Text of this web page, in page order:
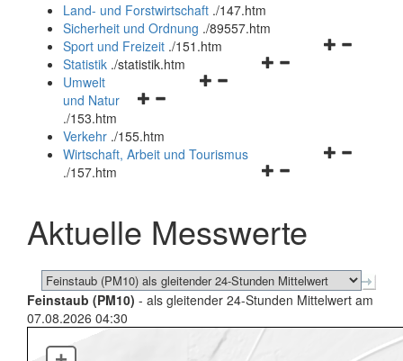
und
schließen
Land- und Forstwirtschaft ./147.htm
Sicherheit und Ordnung ./89557.htm
Navigationsmenü
Sport und Freizeit ./151.htm
Navigationsmenü
Statistik ./statistik.htm
Navigationsmenü
und
schließen
Umwelt
und Natur
./153.htm
Verkehr ./155.htm
Navigationsmenü
schließen
Wirtschaft, Arbeit und Tourismus
./157.htm
Aktuelle Messwerte
Feinstaub (PM10) - als gleitender 24-Stunden Mittelwert am
07.08.2026 04:30